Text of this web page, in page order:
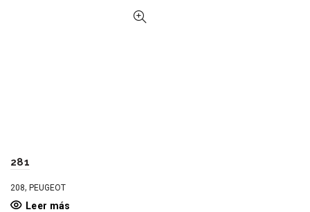
281
208, PEUGEOT
Leer más